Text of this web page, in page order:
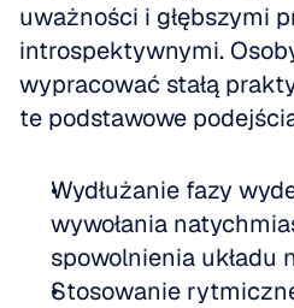
uważności i głębszymi
introspektywnymi.
wypracować stałą
te podstawowe
Wydłużanie fazy
wywołania
spowolnienia układu
Stosowanie